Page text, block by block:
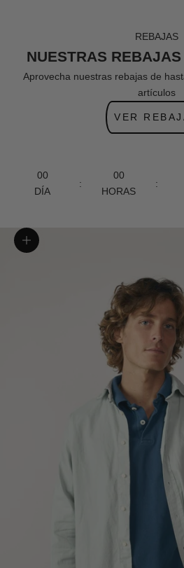
REBAJAS
NUESTRAS
Aprovecha nuestras rebajas de
artículos
VER
00
DÍA
:
00
HORAS
:
Zoom